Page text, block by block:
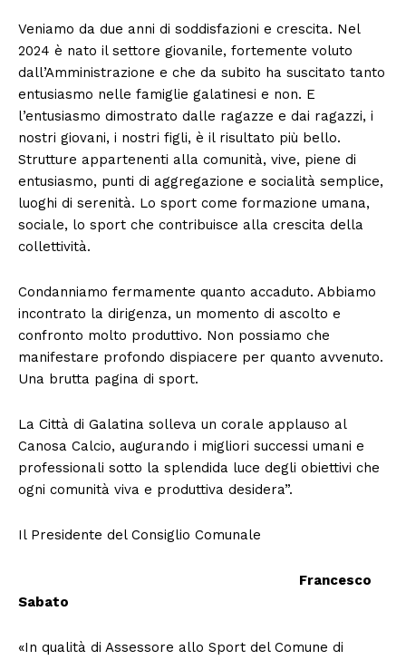
Veniamo da due anni di soddisfazioni e crescita. Nel
2024 è nato il settore giovanile, fortemente voluto
dall’Amministrazione e che da subito ha suscitato tanto
entusiasmo nelle famiglie galatinesi e non. E
l’entusiasmo dimostrato dalle ragazze e dai ragazzi, i
nostri giovani, i nostri figli, è il risultato più bello.
Strutture appartenenti alla comunità, vive, piene di
entusiasmo, punti di aggregazione e socialità semplice,
luoghi di serenità. Lo sport come formazione umana,
sociale, lo sport che contribuisce alla crescita della
collettività.
Condanniamo fermamente quanto accaduto. Abbiamo
incontrato la dirigenza, un momento di ascolto e
confronto molto produttivo. Non possiamo che
manifestare profondo dispiacere per quanto avvenuto.
Una brutta pagina di sport.
La Città di Galatina solleva un corale applauso al
Canosa Calcio, augurando i migliori successi umani e
professionali sotto la splendida luce degli obiettivi che
ogni comunità viva e produttiva desidera”.
Il Presidente del Consiglio Comunale
Francesco
Sabato
«In qualità di Assessore allo Sport del Comune di